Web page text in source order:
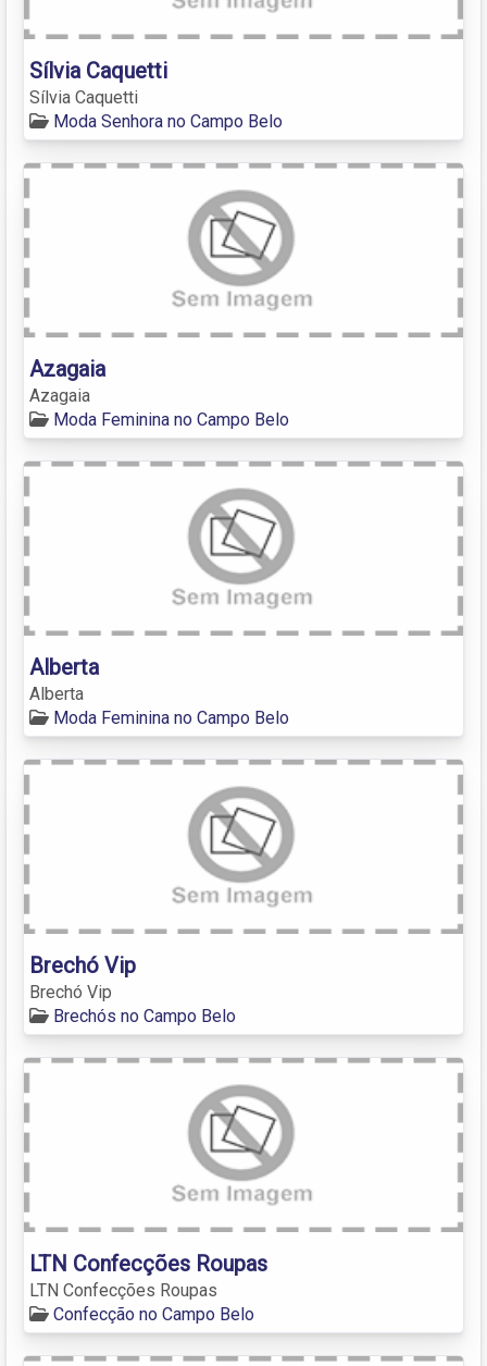
Sílvia Caquetti
Sílvia Caquetti
Moda Senhora no Campo Belo
Azagaia
Azagaia
Moda Feminina no Campo Belo
Alberta
Alberta
Moda Feminina no Campo Belo
Brechó Vip
Brechó Vip
Brechós no Campo Belo
LTN Confecções Roupas
LTN Confecções Roupas
Confecção no Campo Belo